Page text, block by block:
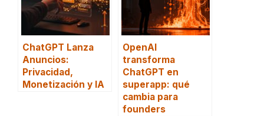
ChatGPT Lanza
Anuncios:
Privacidad,
Monetización y IA
OpenAI
transforma
ChatGPT en
superapp: qué
cambia para
founders